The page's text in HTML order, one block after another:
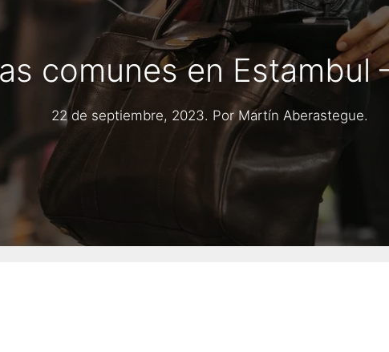
comunes en Estambul
22 de septiembre, 2023. Por Martín Aberastegue.